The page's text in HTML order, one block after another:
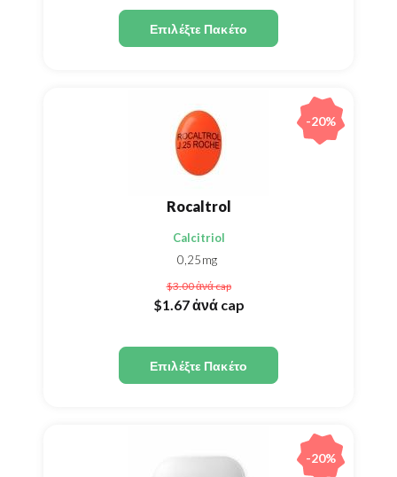
Επιλέξτε Πακέτο
Rocaltrol
Calcitriol
0,25mg
$3.00ἀνά cap
$1.67ἀνά cap
Επιλέξτε Πακέτο
-20%
-20%